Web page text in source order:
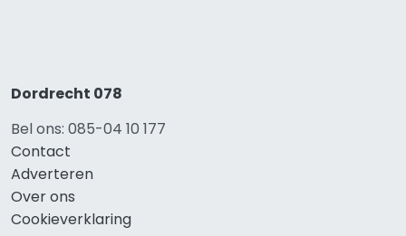
Dordrecht 078
Bel ons: 085-04 10 177
Contact
Adverteren
Over ons
Cookieverklaring